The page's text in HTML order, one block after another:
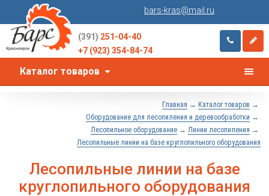
bars-kras@mail.ru
(391) 251-04-40
+7 (923) 354-84-74
Каталог товаров
Главная → Каталог товаров →
Оборудование для лесопиления и деревообработки →
Лесопильное оборудование → Линии лесопиления →
Лесопильные линии на базе круглопильного оборудования
Лесопильные линии на базе
круглопильного оборудования